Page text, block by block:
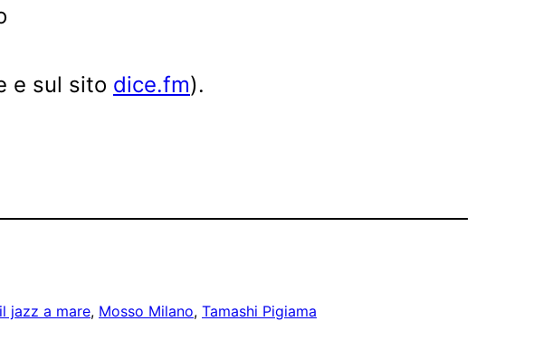
e sul sito dice.fm).
il jazz a mare, Mosso Milano, Tamashi Pigiama